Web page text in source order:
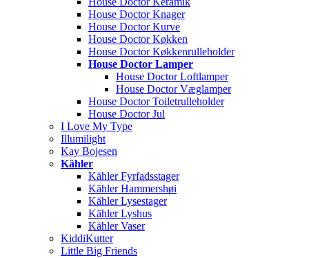
House Doctor Knager
House Doctor Kurve
House Doctor Køkken
House Doctor Køkkenrulleholder
House Doctor Lamper
House Doctor Loftlamper
House Doctor Væglamper
House Doctor Toiletrulleholder
House Doctor Jul
I Love My Type
Illumilight
Kay Bojesen
Kähler
Kähler Fyrfadsstager
Kähler Hammershøi
Kähler Lysestager
Kähler Lyshus
Kähler Vaser
KiddiKutter
Little Big Friends